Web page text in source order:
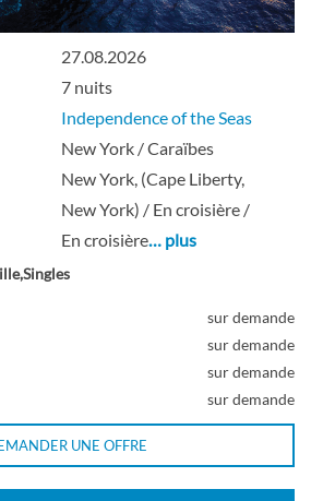
vue sur mer-[4D]
vue sur mer-[4M]
27.08.2026
7 nuits
Independence of the Seas
New York / Caraïbes
New York, (Cape Liberty,
New York) / En croisière /
En croisière… plus
sur demande
sur demande
sur demande
sur demande
UNE OFFRE